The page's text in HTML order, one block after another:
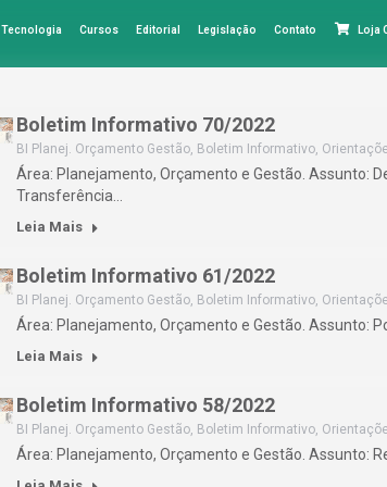
Tecnologia Cursos Editorial Legislação Contato Loja
Boletim Informativo 70/2022
BI Planej. Orçamento Gestão, Boletim Informativo,
Área: Planejamento, Orçamento e Gestão. Assunto:
Transferência…
Leia Mais
Boletim Informativo 61/2022
BI Planej. Orçamento Gestão, Boletim Informativo,
Área: Planejamento, Orçamento e Gestão. Assunto:
Leia Mais
Boletim Informativo 58/2022
BI Planej. Orçamento Gestão, Boletim Informativo,
Área: Planejamento, Orçamento e Gestão. Assunto: